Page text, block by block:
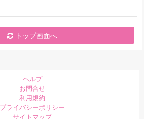
トップ画面へ
ヘルプ
お問合せ
利用規約
プライバシーポリシー
サイトマップ